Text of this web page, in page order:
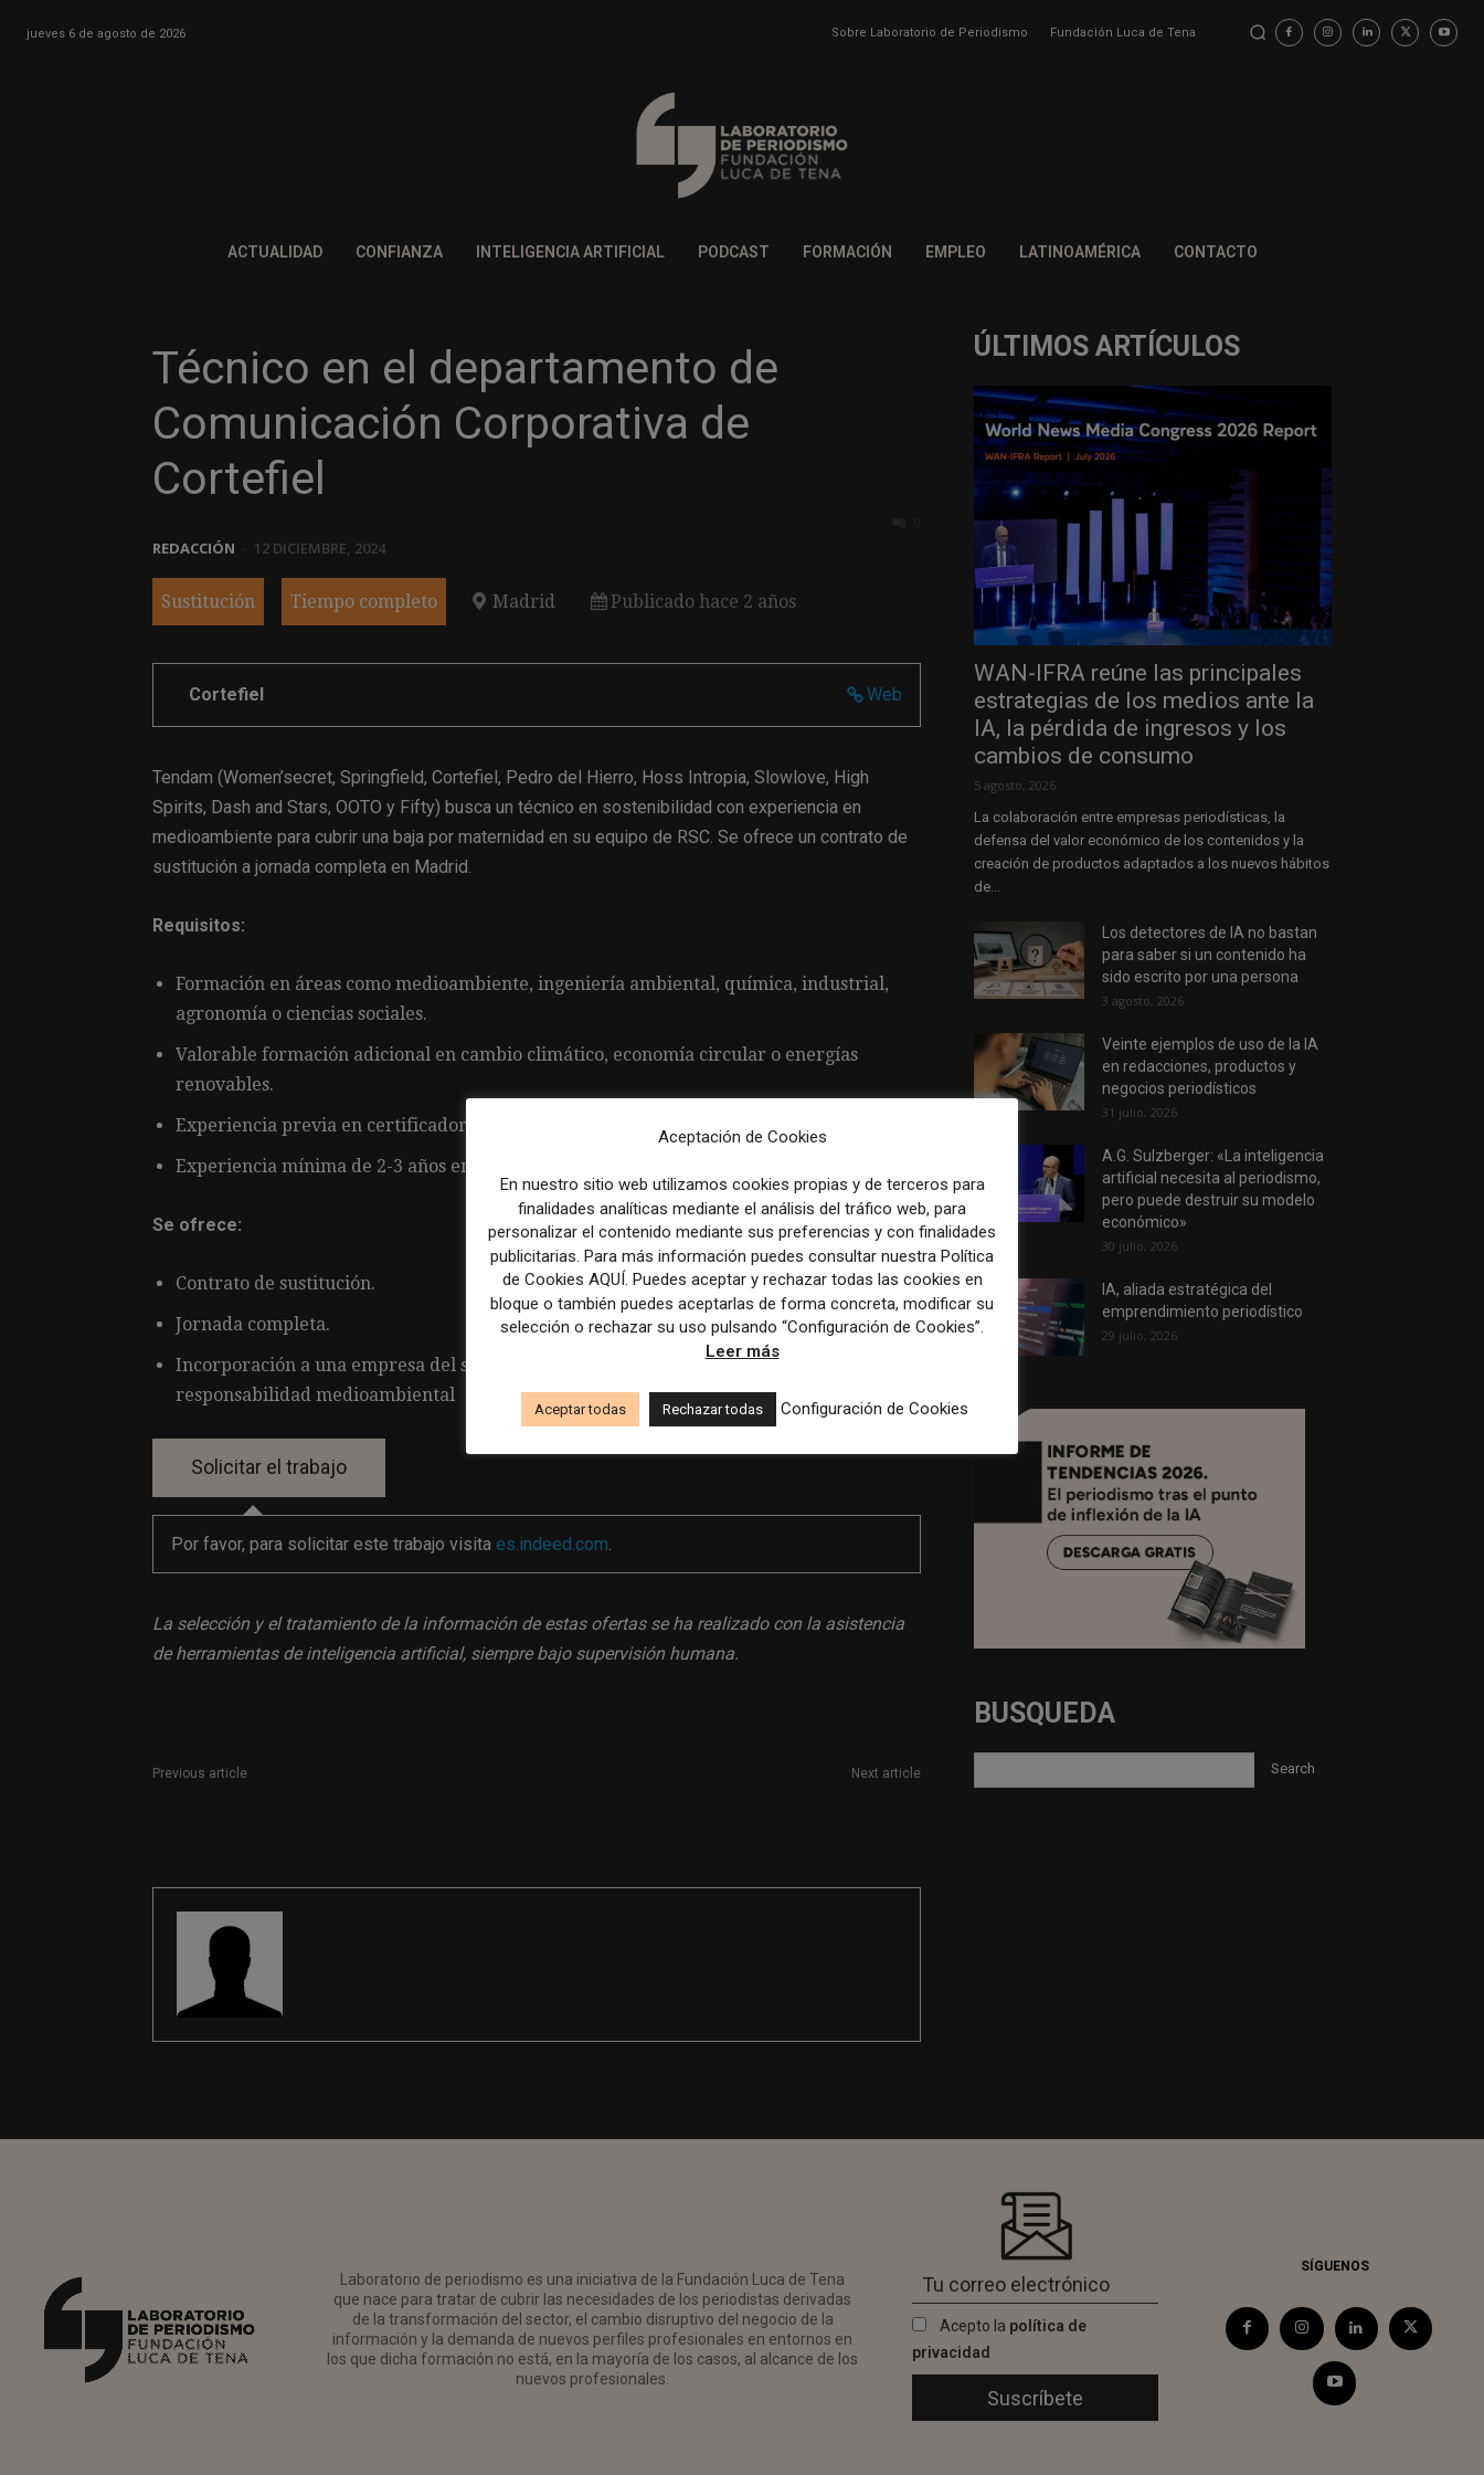
jueves 6 de agosto de 2026 Sobre Laboratorio de Periodismo Fundación Luca de Tena
ACTUALIDAD CONFIANZA INTELIGENCIA ARTIFICIAL PODCAST FORMACIÓN EMPLEO LATINOAMÉRICA CONTACTO
Técnico en el departamento de
Comunicación Corporativa de
Cortefiel
REDACCIÓN 12 DICIEMBRE, 2024
Sustitución Tiempo completo Madrid Publicado hace 2 años
Web
Cortefiel
Tendam (Women’secret, Springfield, Cortefiel, Pedro del Hierro, Hoss Intropia, Slowlove, High
Spirits, Dash and Stars, OOTO y Fifty) busca un técnico en sostenibilidad con experiencia en
medioambiente para cubrir una baja por maternidad en su equipo de RSC. Se ofrece un contrato de
sustitución a jornada completa en Madrid.
Requisitos:
Formación en áreas como medioambiente, ingeniería ambiental, química, industrial,
agronomía o ciencias sociales.
Valorable formación adicional en cambio climático, economía circular o energías
renovables.
Experiencia previa en certificadoras como Bureau Veritas, SGS o AENOR.
Experiencia mínima de 2-3 años en puestos similares.
Se ofrece:
Contrato de sustitución.
Jornada completa.
Incorporación a una empresa del sector moda con enfoque en sostenibilidad y
responsabilidad medioambiental
Por favor, para solicitar este trabajo visita es.indeed.com
La selección y el tratamiento de la información de estas ofertas se ha realizado con la asistencia
de herramientas de inteligencia artificial, siempre bajo supervisión humana.
Previous article Next article
ÚLTIMOS ARTÍCULOS
WAN-IFRA reúne las principales
estrategias de los medios ante la
IA, la pérdida de ingresos y los
cambios de consumo
5 agosto, 2026
La colaboración entre empresas periodísticas, la
defensa del valor económico de los contenidos y la
creación de productos adaptados a los nuevos hábitos
de...
Los detectores de IA no bastan
para saber si un contenido ha
sido escrito por una persona
3 agosto, 2026
Veinte ejemplos de uso de la IA
en redacciones, productos y
negocios periodísticos
31 julio, 2026
A.G. Sulzberger: «La inteligencia
artificial necesita al periodismo,
pero puede destruir su modelo
económico»
30 julio, 2026
IA, aliada estratégica del
emprendimiento periodístico
29 julio, 2026
BUSQUEDA
Laboratorio de periodismo es una iniciativa de la Fundación Luca de Tena
que nace para tratar de cubrir las necesidades de los periodistas derivadas
de la transformación del sector, el cambio disruptivo del negocio de la
información y la demanda de nuevos perfiles profesionales en entornos en
los que dicha formación no está, en la mayoría de los casos, al alcance de los
nuevos profesionales.
Acepto la política de
privacidad
SÍGUENOS
Aceptación de Cookies
En nuestro sitio web utilizamos cookies propias y de terceros para
finalidades analíticas mediante el análisis del tráfico web, para
personalizar el contenido mediante sus preferencias y con finalidades
publicitarias. Para más información puedes consultar nuestra Política
de Cookies AQUÍ. Puedes aceptar y rechazar todas las cookies en
bloque o también puedes aceptarlas de forma concreta, modificar su
selección o rechazar su uso pulsando “Configuración de Cookies”.
Leer más
Aceptar todas Rechazar todas Configuración de Cookies